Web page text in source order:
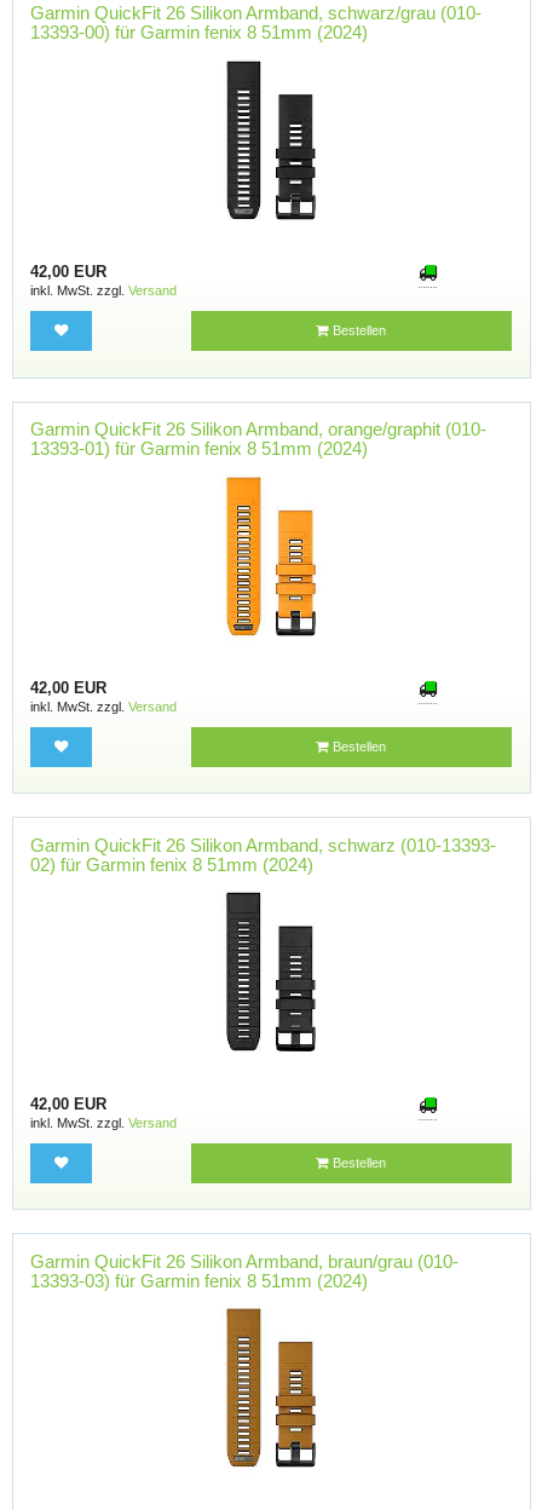
Garmin QuickFit 26 Silikon Armband, schwarz/grau (010-
13393-00) für Garmin fenix 8 51mm (2024)
42,00 EUR
inkl. MwSt. zzgl. Versand
Bestellen
Garmin QuickFit 26 Silikon Armband, orange/graphit (010-
13393-01) für Garmin fenix 8 51mm (2024)
42,00 EUR
inkl. MwSt. zzgl. Versand
Bestellen
Garmin QuickFit 26 Silikon Armband, schwarz (010-13393-
02) für Garmin fenix 8 51mm (2024)
42,00 EUR
inkl. MwSt. zzgl. Versand
Bestellen
Garmin QuickFit 26 Silikon Armband, braun/grau (010-
13393-03) für Garmin fenix 8 51mm (2024)